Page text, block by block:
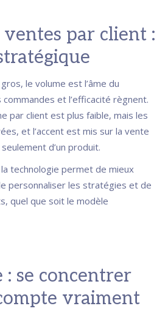
par client :
le volume est l’âme du
et l’efficacité règnent.
par client est plus faible, mais les
et l’accent est mis sur la vente
d’un produit.
technologie permet de mieux
personnaliser les stratégies et de
quel que soit le modèle
: se concentrer
vraiment